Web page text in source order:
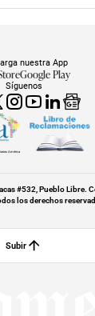
Síguenos
nuestra App
Google Play
América
#532, Pueblo Libre.
los derechos
Subir